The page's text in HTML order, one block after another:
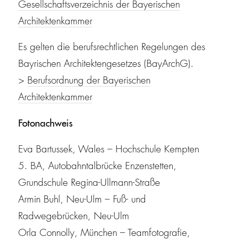
Gesellschaftsverzeichnis der Bayerischen
Architektenkammer
Es gelten die berufsrechtlichen Regelungen des
Bayrischen Architektengesetzes (BayArchG).
> Berufsordnung der Bayerischen
Architektenkammer
Fotonachweis
Eva Bartussek, Wales – Hochschule Kempten
5. BA, Autobahntalbrücke Enzenstetten,
Grundschule Regina-Ullmann-Straße
Armin Buhl, Neu-Ulm – Fuß- und
Radwegebrücken, Neu-Ulm
Orla Connolly, München – Teamfotografie,